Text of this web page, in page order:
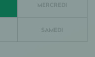
MERCREDI
SAMEDI